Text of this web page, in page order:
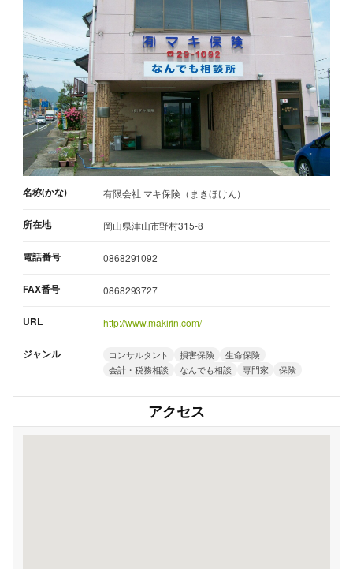
名称(かな) 有限会社 マキ保険（まきほけん）
所在地 岡山県津山市野村315-8
電話番号 0868291092
FAX番号 0868293727
URL http://www.makirin.com/
ジャンル コンサルタント 損害保険
生命保険
会計・税務相談
なんでも相談 専門家 保険
アクセス